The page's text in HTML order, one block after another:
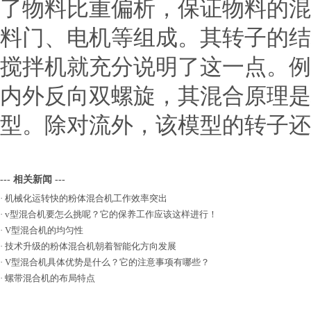
了物料比重偏析，保证物料的
料门、电机等组成。其转子的
搅拌机就充分说明了这一点。
内外反向双螺旋，其混合原理
型。除对流外，该模型的转子
--- 相关新闻 ---
· 机械化运转快的粉体混合机工作效率突出
· v型混合机要怎么挑呢？它的保养工作应该这样进行！
· V型混合机的均匀性
· 技术升级的粉体混合机朝着智能化方向发展
· V型混合机具体优势是什么？它的注意事项有哪些？
· 螺带混合机的布局特点